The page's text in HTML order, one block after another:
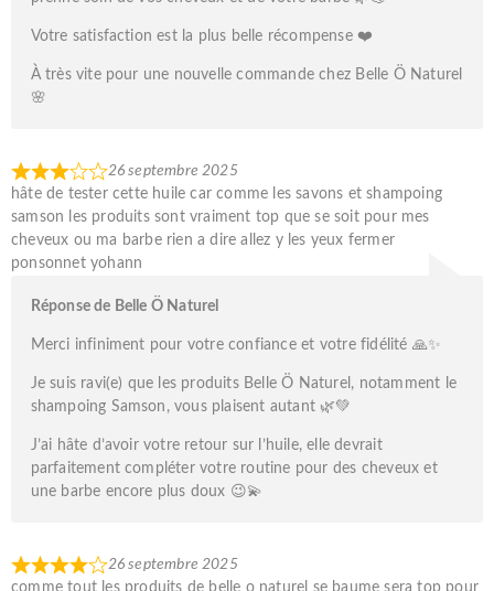
Votre satisfaction est la plus belle récompense ❤️
À très vite pour une nouvelle commande chez Belle Ö Naturel
🌸
26 septembre 2025
hâte de tester cette huile car comme les savons et shampoing
samson les produits sont vraiment top que se soit pour mes
cheveux ou ma barbe rien a dire allez y les yeux fermer
ponsonnet yohann
Réponse de Belle Ö Naturel
Merci infiniment pour votre confiance et votre fidélité 🙏✨
Je suis ravi(e) que les produits Belle Ö Naturel, notamment le
shampoing Samson, vous plaisent autant 🌿💚
J’ai hâte d’avoir votre retour sur l’huile, elle devrait
parfaitement compléter votre routine pour des cheveux et
une barbe encore plus doux 😉💫
26 septembre 2025